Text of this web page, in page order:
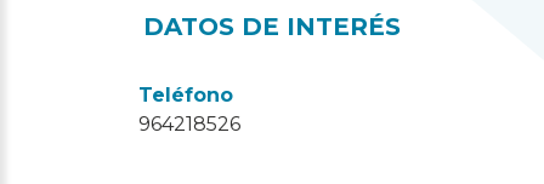
DATOS DE INTERÉS
Teléfono
964218526